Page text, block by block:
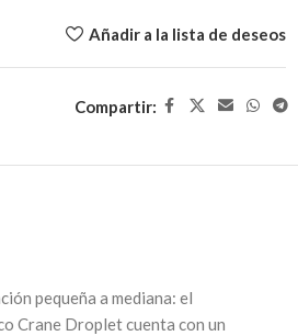
Añadir a la lista de deseos
Compartir:
pequeña a mediana: el
Crane Droplet cuenta con un